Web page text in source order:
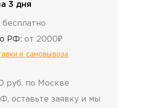
3 дня
бесплатно
РФ: от 2000₽
и самовывоза
руб. по Москве
оставьте заявку и мы